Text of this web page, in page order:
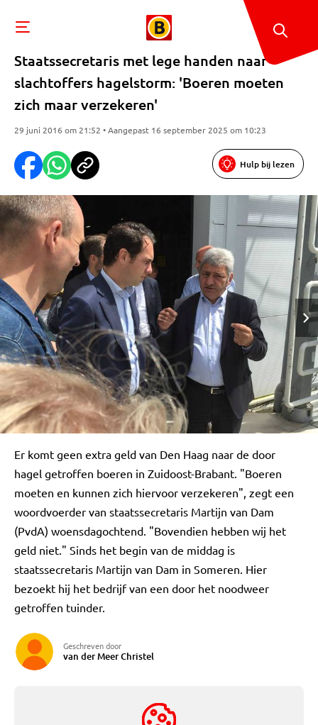
Staatssecretaris met lege handen naar
slachtoffers hagelstorm: 'Boeren moeten
zich maar verzekeren'
29 juni 2016 om 21:52 • Aangepast 16 september 2025 om 10:23
Hulp bij lezen
Er komt geen extra geld van Den Haag naar de door
hagel getroffen boeren in Zuidoost-Brabant. "Boeren
moeten en kunnen zich hiervoor verzekeren", zegt een
woordvoerder van staatssecretaris Martijn van Dam
(PvdA) woensdagochtend. "Bovendien hebben wij het
geld niet." Sinds het begin van de middag is
staatssecretaris Martijn van Dam in Someren. Hier
bezoekt hij het bedrijf van een door het noodweer
getroffen tuinder.
Geschreven door
van der Meer Christel